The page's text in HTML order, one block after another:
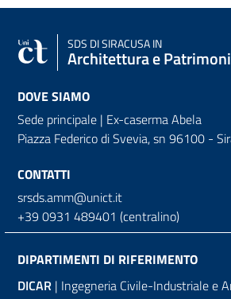
SDS DI SIRACUSA IN
Architettura e
DOVE SIAMO
Sede principale | Ex-caserma Abela
Piazza Federico di Svevia, sn 96100 -
CONTATTI
srsds.amm@unict.it
+39 0931 489401 (centralino)
DIPARTIMENTI DI RIFERIMENTO
DICAR | Ingegneria Civile-Industriale e